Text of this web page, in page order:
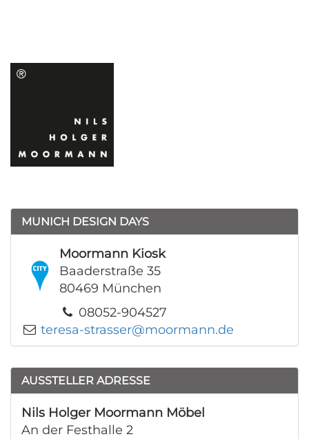
MUNICH DESIGN DAYS
Moormann Kiosk
Baaderstraße 35
80469 München
08052-904527
teresa-strasser@moormann.de
AUSSTELLER ADRESSE
Nils Holger Moormann Möbel
An der Festhalle 2